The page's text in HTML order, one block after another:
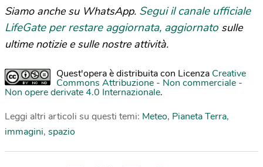
Siamo anche su WhatsApp. Segui il canale ufficiale
LifeGate per restare aggiornata, aggiornato sulle
ultime notizie e sulle nostre attività.
Quest'opera è distribuita con Licenza Creative
Commons Attribuzione - Non commerciale -
Non opere derivate 4.0 Internazionale.
Leggi altri articoli su questi temi: Meteo, Pianeta Terra,
immagini, spazio